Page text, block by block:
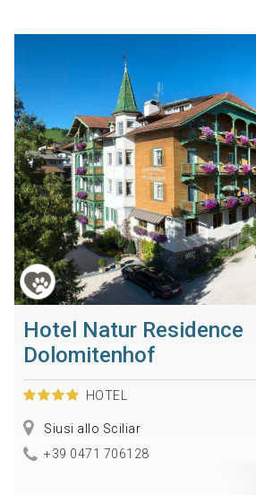
Hotel Natur Residence
Dolomitenhof
HOTEL
Siusi allo Sciliar
+39 0471 706128